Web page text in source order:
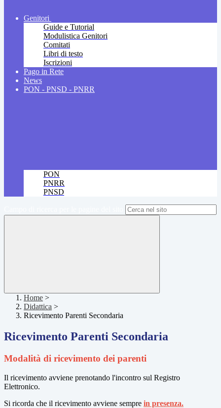
Genitori
Guide e Tutorial
Modulistica Genitori
Comitati
Libri di testo
Iscrizioni
Pago in Rete
News
PON - PNSD - PNRR
PON
PNRR
PNSD
Home >
Didattica >
Ricevimento Parenti Secondaria
Ricevimento Parenti Secondaria
Modalità di ricevimento dei parenti
Il ricevimento avviene prenotando l'incontro sul Registro
Elettronico.
Si ricorda che il ricevimento avviene sempre in presenza.